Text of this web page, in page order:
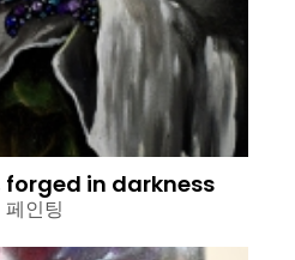
forged in darkness
페인팅